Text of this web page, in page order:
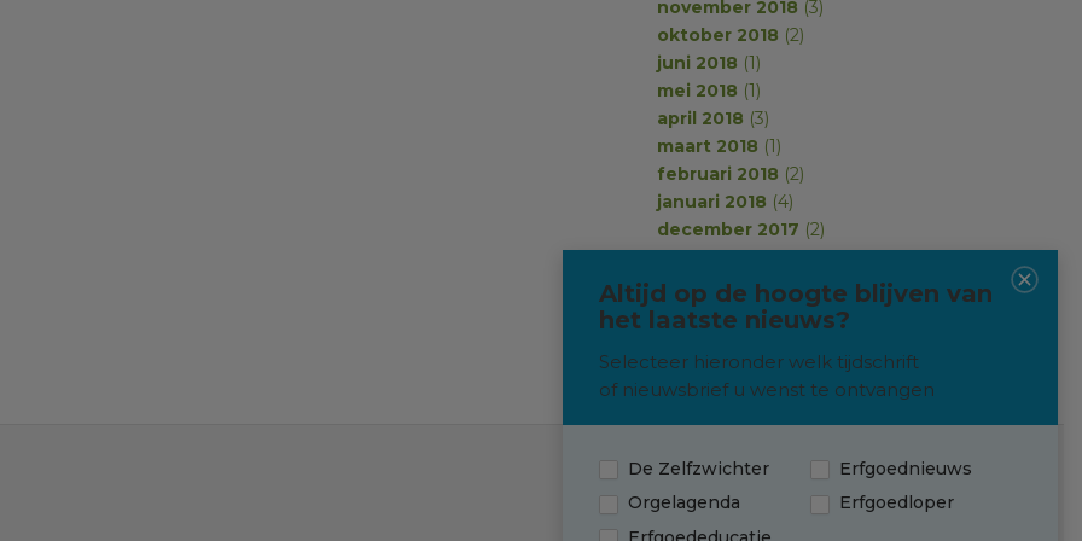
november 2018 (3)
oktober 2018 (2)
juni 2018 (1)
mei 2018 (1)
april 2018 (3)
maart 2018 (1)
februari 2018 (2)
januari 2018 (4)
december 2017 (2)
november 2017(2)
oktober 2017(1)
september 2017(2)
Contact
Altijd op de hoogte blijven van
het laatste nieuws?
Selecteer hieronder welk tijdschrift
of nieuwsbrief u wenst te ontvangen
De Zelfzwichter
Erfgoednieuws
Orgelagenda
Erfgoedloper